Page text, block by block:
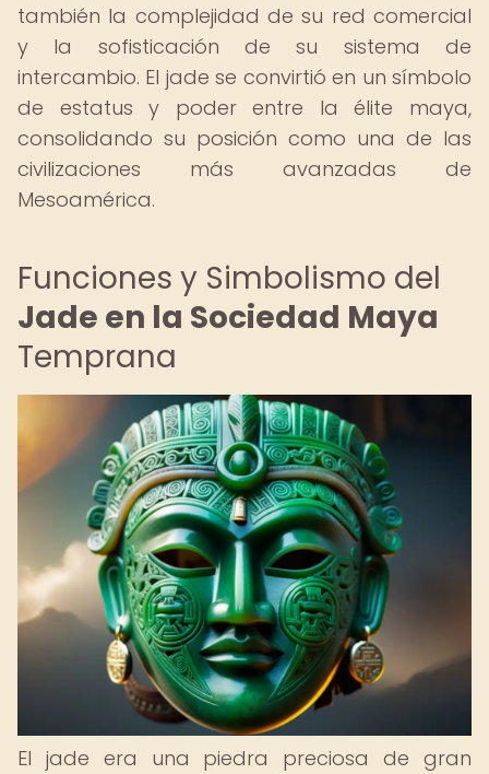
también la complejidad de su red comercial
y la sofisticación de su sistema de
intercambio. El jade se convirtió en un símbolo
de estatus y poder entre la élite maya,
consolidando su posición como una de las
civilizaciones más avanzadas de
Mesoamérica.
Funciones y Simbolismo del
Jade en la Sociedad Maya
Temprana
El jade era una piedra preciosa de gran